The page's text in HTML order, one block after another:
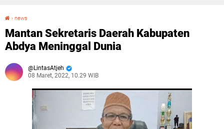
› news
Mantan Sekretaris Daerah Kabupaten
Abdya Meninggal Dunia
LintasAtjeh
08 Maret, 2022, 10.29 WIB